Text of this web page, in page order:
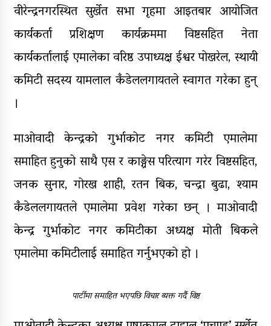
वीरेन्द्रनगरस्थित सुर्खेत सभा गृहमा आइतबार आयोजित
कार्यकर्ता प्रशिक्षण कार्यक्रममा विष्टसहित नेता
कार्यकर्तालाई एमालेका वरिष्ठ उपाध्यक्ष ईश्वर पोखरेल, स्थायी
कमिटी सदस्य यामलाल कँडेललगायतले स्वागत गरेका हुन्
।
माओवादी केन्द्रको गुर्भाकोट नगर कमिटी एमालेमा
समाहित हुनुको साथै एस र काङ्ग्रेस परित्याग गरेर विष्टसहित,
जनक सुनार, गोरख शाही, रतन बिक, चन्द्रा बुढा, श्याम
कँडेललगायतले एमालेमा प्रवेश गरेका छन् । माओवादी
केन्द्र गुर्भाकोट नगर कमिटीका अध्यक्ष मोती बिकले
एमालेमा कमिटीलाई समाहित गर्नुभएको हो ।
पार्टीमा समाहित भएपछि विचार व्यक्त गर्दै विष्ट